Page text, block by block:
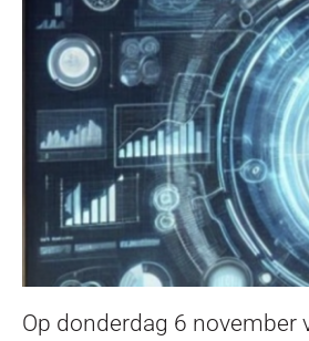
Op donderdag 6 november